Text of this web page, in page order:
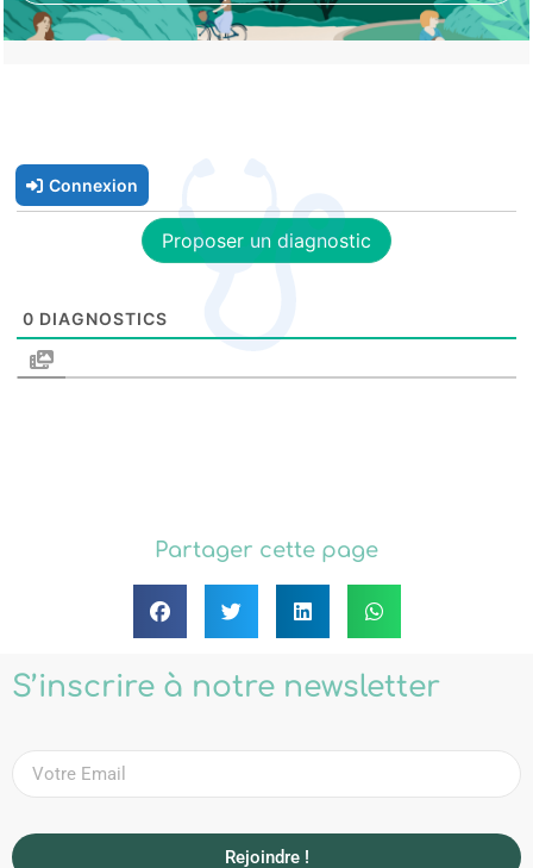
Connexion
Proposer un diagnostic
0 DIAGNOSTICS
Partager cette page
S’inscrire à notre newsletter
Rejoindre !